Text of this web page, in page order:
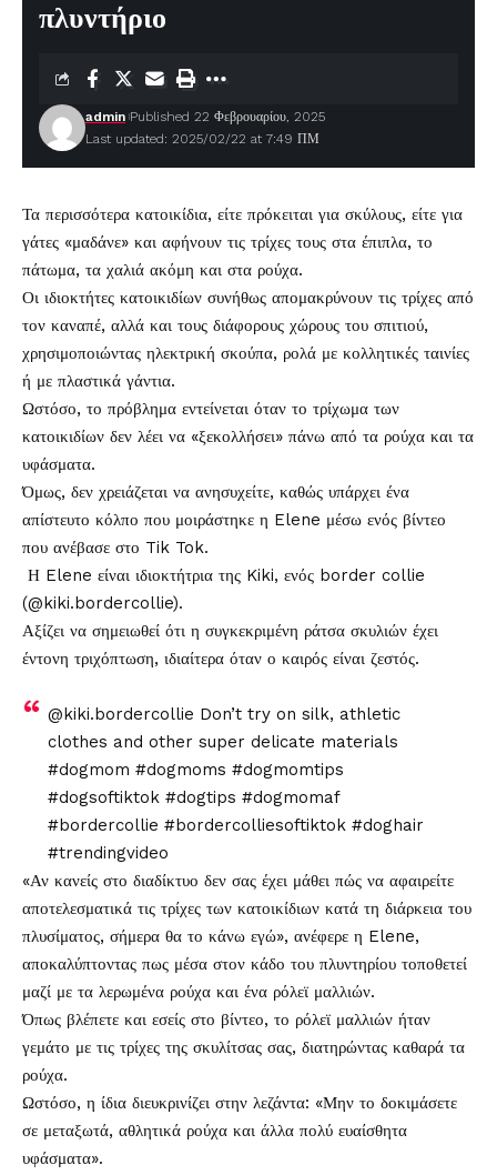
πλυντήριο
Last updated: 2025/02/22 at 7:49 ΠΜ
admin Published 22 Φεβρουαρίου, 2025
Τα περισσότερα κατοικίδια, είτε πρόκειται για σκύλους, είτε για
γάτες «μαδάνε» και αφήνουν τις τρίχες τους στα έπιπλα, το
πάτωμα, τα χαλιά ακόμη και στα ρούχα.
Οι ιδιοκτήτες κατοικιδίων συνήθως απομακρύνουν τις τρίχες από
τον καναπέ, αλλά και τους διάφορους χώρους του σπιτιού,
χρησιμοποιώντας ηλεκτρική σκούπα, ρολά με κολλητικές ταινίες
ή με πλαστικά γάντια.
Ωστόσο, το πρόβλημα εντείνεται όταν το τρίχωμα των
κατοικιδίων δεν λέει να «ξεκολλήσει» πάνω από τα ρούχα και τα
υφάσματα.
Όμως, δεν χρειάζεται να ανησυχείτε, καθώς υπάρχει ένα
απίστευτο κόλπο που μοιράστηκε η Elene μέσω ενός βίντεο
που ανέβασε στο Tik Tok.
Η Elene είναι ιδιοκτήτρια της Kiki, ενός border collie
(@kiki.bordercollie).
Αξίζει να σημειωθεί ότι η συγκεκριμένη ράτσα σκυλιών έχει
έντονη τριχόπτωση, ιδιαίτερα όταν ο καιρός είναι ζεστός.
@kiki.bordercollie Don’t try on silk, athletic
clothes and other super delicate materials
#dogmom #dogmoms #dogmomtips
#dogsoftiktok #dogtips #dogmomaf
#bordercollie #bordercolliesoftiktok #doghair
#trendingvideo
«Αν κανείς στο διαδίκτυο δεν σας έχει μάθει πώς να αφαιρείτε
αποτελεσματικά τις τρίχες των κατοικίδιων κατά τη διάρκεια του
πλυσίματος, σήμερα θα το κάνω εγώ», ανέφερε η Elene,
αποκαλύπτοντας πως μέσα στον κάδο του πλυντηρίου τοποθετεί
μαζί με τα λερωμένα ρούχα και ένα ρόλεϊ μαλλιών.
Όπως βλέπετε και εσείς στο βίντεο, το ρόλεϊ μαλλιών ήταν
γεμάτο με τις τρίχες της σκυλίτσας σας, διατηρώντας καθαρά τα
ρούχα.
Ωστόσο, η ίδια διευκρινίζει στην λεζάντα: «Μην το δοκιμάσετε
σε μεταξωτά, αθλητικά ρούχα και άλλα πολύ ευαίσθητα
υφάσματα».